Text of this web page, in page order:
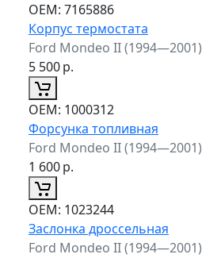
ОЕМ: 7165886
Корпус термостата
Ford Mondeo II (1994—2001)
5 500р.
ОЕМ: 1000312
Форсунка топливная
Ford Mondeo II (1994—2001)
1 600р.
ОЕМ: 1023244
Заслонка дроссельная
Ford Mondeo II (1994—2001)